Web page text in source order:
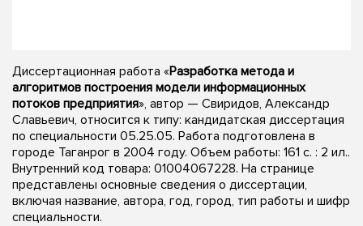
Диссертационная работа «Разработка метода и
алгоритмов построения модели информационных
потоков предприятия», автор — Свиридов, Александр
Славьевич, относится к типу: кандидатская диссертация
по специальности 05.25.05. Работа подготовлена в
городе Таганрог в 2004 году. Объем работы: 161 с. : 2 ил..
Внутренний код товара: 01004067228. На странице
представлены основные сведения о диссертации,
включая название, автора, год, город, тип работы и шифр
специальности.